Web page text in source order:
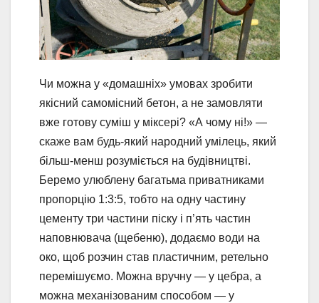
Чи можна у «домашніх» умовах зробити
якісний самомісний бетон, а не замовляти
вже готову суміш у міксері? «А чому ні!» —
скаже вам будь-який народний умілець, який
більш-менш розуміється на будівництві.
Беремо улюблену багатьма приватниками
пропорцію 1:3:5, тобто на одну частину
цементу три частини піску і п’ять частин
наповнювача (щебеню), додаємо води на
око, щоб розчин став пластичним, ретельно
перемішуємо. Можна вручну — у цебра, а
можна механізованим способом — у